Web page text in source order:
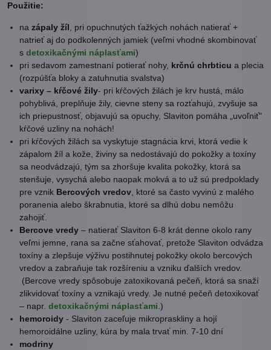
Použitie:
na zápaly žíl , pri opuchnutých ťažkých nohách natierať +
natrieť aj do podkolenných jamiek (veľmi vhodné skombinovať
s detoxikačnými náplasťami)
pri sedavom zamestnaní potierať nohy, krčnú chrbticu a plecia
(rozpúšťa bloky a zatuhnutia svalstva)
varixy – kŕčové žily- pri kŕčových žilách je krv hustá, málo
pohyblivá, preplňuje žily, cievne steny sa rozťahujú, zvyšuje sa
ich priepustnosť, objavujú sa opuchy, Slaviton pomáha „uvoľniť"
kŕčové uzliny na nohách!
pri kŕčových žilách sa vyskytuje stagnácia krvi, ktorá vedie k
zápalom žíl a kože, živiny sa nedostávajú do pokožky a toxíny
sa neodvádzajú, tým sa zhoršuje kvalita pokožky, ktorá sa
stenšuje, vysychá alebo naopak mokvá a to už sú predpoklady
pre vznik Bercových vredov , ktoré sa často vyvinú z malého
poranenia alebo škrabnutia, ktoré sa dlhú dobu nemôžu
zahojiť.
Bercove vredy – natierať Slaviton 6-8 krát denne okolo rany
veľmi jemne, rana sa začne sťahovať, pretože Slaviton odvádza
toxíny a zlepšuje výživu postihnutej pokožky okolo bercových
vredov a zabraňuje tak rozšíreniu a vzniku ďalších vredov.
(Bercove vredy spôsobuje zatoxikovaná pečeň, ktorá sa snaží
zlikvidovať toxíny a vznikajú vredy. Je nutné pečeň detoxikovať
– napr. detoxikačnými náplasťami .)
hemoroidy - Slaviton zaceľuje mikropraskliny a hojí
hemoroidálne uzliny, kúra by mala trvať min. 7-10 dní
modriny